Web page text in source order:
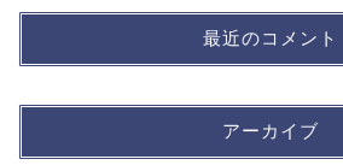
最近のコメント
アーカイブ